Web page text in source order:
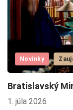
Novinky
Bratislavský
1. júla 2026